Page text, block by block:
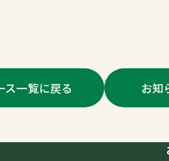
ス一覧に戻る お知